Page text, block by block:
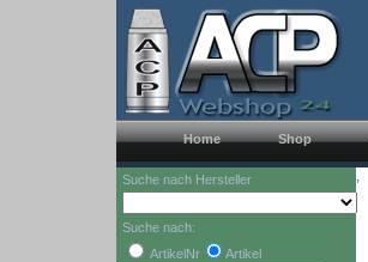
Home Shop
Suche nach Hersteller
Suche nach:
ArtikelNr
Artikel
,